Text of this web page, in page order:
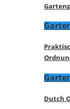
Dutch